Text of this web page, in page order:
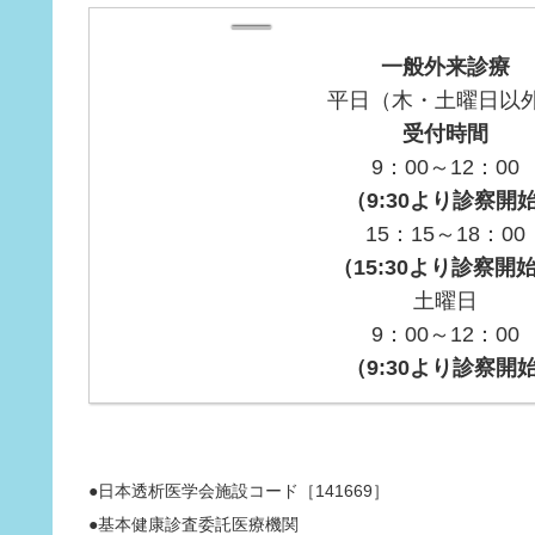
一般外来診療
平日（木・土曜日以
受付時間
9：00～12：00
（9:30より診察開
15：15～18：00
（15:30より診察開
土曜日
9：00～12：00
（9:30より診察開
●日本透析医学会施設コード［141669］
●基本健康診査委託医療機関